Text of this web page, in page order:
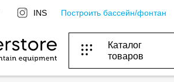
INS Построить бассейн/фонтан
Каталог
товаров